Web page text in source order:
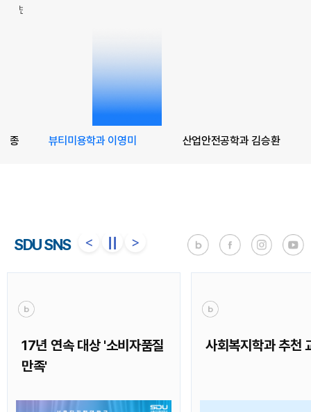
종 뷰티미용학과 이영미 산업안전공학과 김승환
SDU SNS < >
사회복지학과 추천 교육과정 26-2 국가장학 신